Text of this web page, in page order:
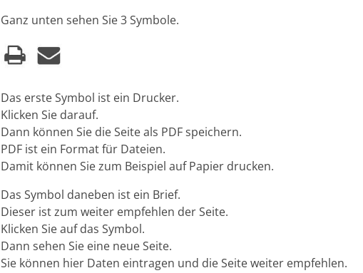
Ganz unten sehen Sie 3 Symbole.
Das erste Symbol ist ein Drucker.
Klicken Sie darauf.
Dann können Sie die Seite als PDF speichern.
PDF ist ein Format für Dateien.
Damit können Sie zum Beispiel auf Papier drucken.
Das Symbol daneben ist ein Brief.
Dieser ist zum weiter empfehlen der Seite.
Klicken Sie auf das Symbol.
Dann sehen Sie eine neue Seite.
Sie können hier Daten eintragen und die Seite weiter empfehlen.